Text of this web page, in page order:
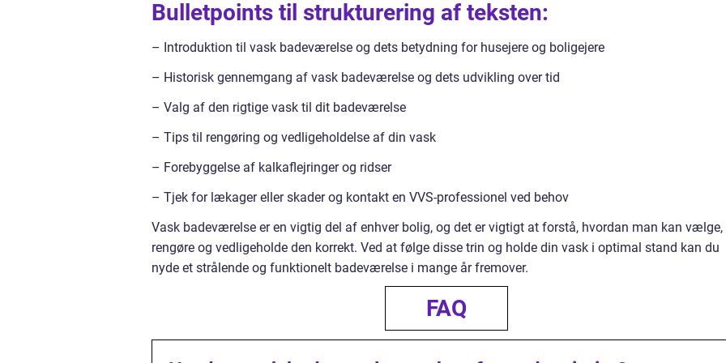
Bulletpoints til strukturering af teksten:
– Introduktion til vask badeværelse og dets betydning for husejere og boligejere
– Historisk gennemgang af vask badeværelse og dets udvikling over tid
– Valg af den rigtige vask til dit badeværelse
– Tips til rengøring og vedligeholdelse af din vask
– Forebyggelse af kalkaflejringer og ridser
– Tjek for lækager eller skader og kontakt en VVS-professionel ved behov
Vask badeværelse er en vigtig del af enhver bolig, og det er vigtigt at forstå, hvordan man kan vælge,
rengøre og vedligeholde den korrekt. Ved at følge disse trin og holde din vask i optimal stand kan du
nyde et strålende og funktionelt badeværelse i mange år fremover.
FAQ